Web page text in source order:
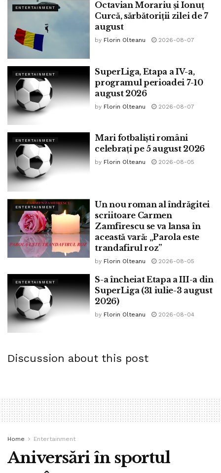
ENTERTAINMENT
Octavian Morariu și Ionuț
Curcă, sărbătoriții zilei de 7
august
by Florin Olteanu 2026-08-07
ENTERTAINMENT
SuperLiga, Etapa a IV-a,
programul perioadei 7-10
august 2026
by Florin Olteanu 2026-08-07
ENTERTAINMENT
Mari fotbaliști români
celebrați pe 5 august 2026
by Florin Olteanu 2026-08-05
ENTERTAINMENT
Un nou roman al îndrăgitei
scriitoare Carmen
Zamfirescu se va lansa în
această vară: „Parola este
trandafirul roz”
by Florin Olteanu 2026-08-05
ENTERTAINMENT
S-a încheiat Etapa a III-a din
SuperLiga (31 iulie-3 august
2026)
by Florin Olteanu 2026-08-04
Discussion about this post
Home Entertainment
Aniversări în sportul